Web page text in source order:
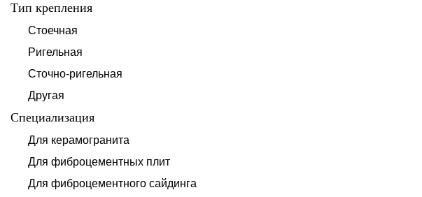
Тип крепления
Стоечная
Ригельная
Сточно-ригельная
Другая
Специализация
Для керамогранита
Для фиброцементных плит
Для фиброцементного сайдинга